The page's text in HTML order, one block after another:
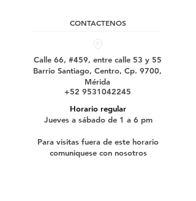
CONTACTENOS
Calle 66, #459, entre calle 53 y 55
Barrio Santiago, Centro, Cp. 9700,
Mérida
+52 9531042245
Horario regular
Jueves a sábado de 1 a 6 pm
Para visitas fuera de este horario
comuniquese con nosotros